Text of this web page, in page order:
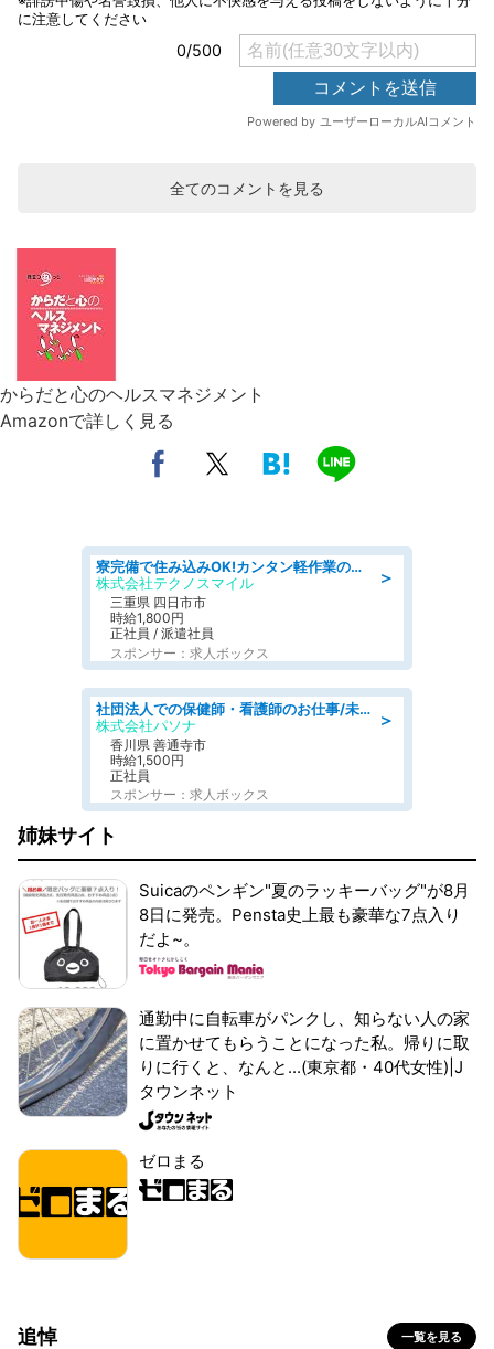
全てのコメントを見る
からだと心のヘルスマネジメント
Amazonで詳しく見る
＞
寮完備で住み込みOK!カンタン軽作業のお仕事 denso aichi
株式会社テクノスマイル
三重県 四日市市
時給1,800円
正社員 / 派遣社員
スポンサー：求人ボックス
＞
社団法人での保健師・看護師のお仕事/未経験OK/要資格:普通免許、保健師、正看護師
株式会社パソナ
香川県 善通寺市
時給1,500円
正社員
スポンサー：求人ボックス
姉妹サイト
Suicaのペンギン"夏のラッキーバッグ"が8月
8日に発売。Pensta史上最も豪華な7点入り
だよ~。
通勤中に自転車がパンクし、知らない人の家
に置かせてもらうことになった私。帰りに取
りに行くと、なんと...(東京都・40代女性)|J
タウンネット
ゼロまる
追悼 一覧を見る